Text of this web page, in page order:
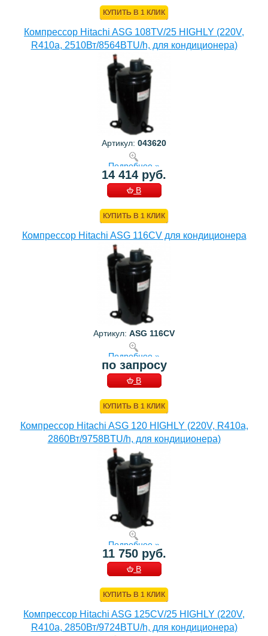
КУПИТЬ В 1 КЛИК
Компрессор Hitachi ASG 108TV/25 HIGHLY (220V,
R410a, 2510Вт/8564BTU/h, для кондиционера)
Артикул: 043620
Подробнее »
14 414 руб.
В
КУПИТЬ В 1 КЛИК
Компрессор Hitachi ASG 116CV для кондиционера
Артикул: ASG 116CV
Подробнее »
по запросу
В
КУПИТЬ В 1 КЛИК
Компрессор Hitachi ASG 120 HIGHLY (220V, R410a,
2860Вт/9758BTU/h, для кондиционера)
Подробнее »
11 750 руб.
В
КУПИТЬ В 1 КЛИК
Компрессор Hitachi ASG 125CV/25 HIGHLY (220V,
R410a, 2850Вт/9724BTU/h, для кондиционера)